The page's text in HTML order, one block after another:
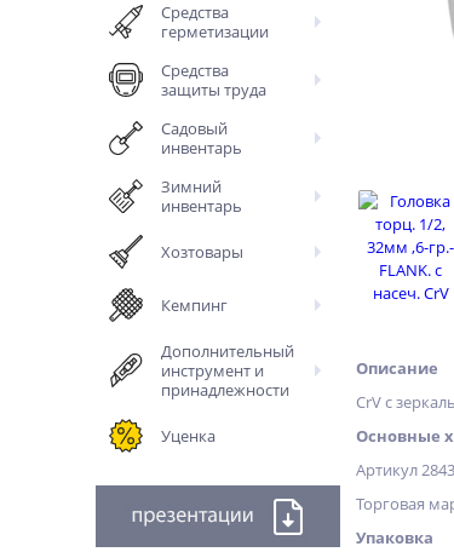
Средства
герметизации
Средства
защиты труда
Садовый
инвентарь
Зимний
инвентарь
Хозтовары
Кемпинг
Дополнительный
инструмент и
принадлежности
Уценка
Описание
CrV c
Основные
Артикул
Торговая
Упаковка